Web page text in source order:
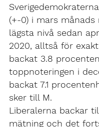
(+-0) i mars
lägsta nivå sedan
2020, alltså för
backat 3.8
toppnoteringen i
backat 7.1
sker till M.
Liberalerna backar
mätning och det